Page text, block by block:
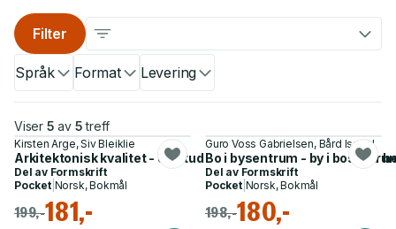
Språk Format Levering
Filter
Viser 5 av 5 treff
Kirsten Arge, Siv Bleiklie
Arkitektonisk kvalitet - en studie av samspillet mellom
Del av Formskrift
Pocket| Norsk, Bokmål
199,-181,-
Guro Voss Gabrielsen, Bård Isdahl
Bo i bysentrum - by i
Del av Formskrift
Pocket| Norsk, Bokmål
198,-180,-